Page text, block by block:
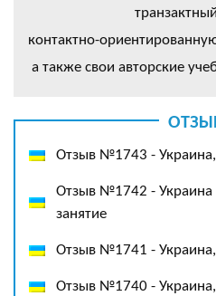
контактно-
а также свои авторские
Отзыв №1743 -
Отзыв №1742 - Украина
занятие
Отзыв №1741 - Украина,
Отзыв №1740 - Украина,